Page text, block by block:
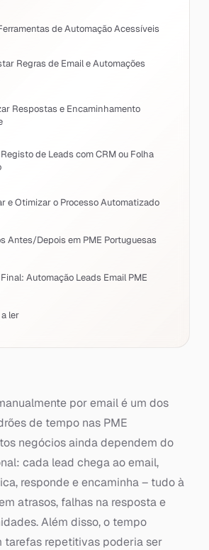
de Automação Acessíveis
Regras de Email e Automações
Respostas e Encaminhamento
de Leads com CRM ou Folha
e Otimizar o Processo Automatizado
Antes/Depois em PME Portuguesas
Automação Leads Email PME
ler
por email é um dos
de tempo nas PME
negócios ainda dependem do
cada lead chega ao email,
responde e encaminha – tudo à
atrasos, falhas na resposta e
Além disso, o tempo
tarefas repetitivas poderia ser